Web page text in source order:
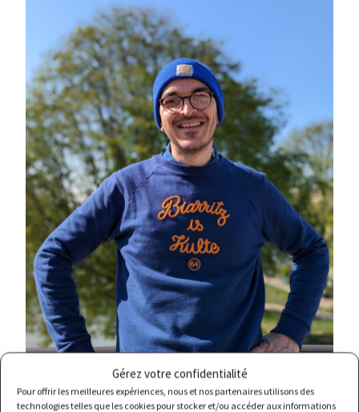
Gérez votre confidentialité
Pour offrir les meilleures expériences, nous et nos partenaires utilisons des
technologies telles que les cookies pour stocker et/ou accéder aux informations